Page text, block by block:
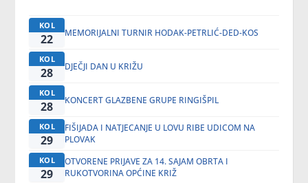
KOL
22 MEMORIJALNI TURNIR HODAK-PETRLIĆ-DED-KOS
KOL
28 DJEČJI DAN U KRIŽU
KOL
28 KONCERT GLAZBENE GRUPE RINGIŠPIL
KOL
29
FIŠIJADA I NATJECANJE U LOVU RIBE UDICOM NA
PLOVAK
KOL
29
OTVORENE PRIJAVE ZA 14. SAJAM OBRTA I
RUKOTVORINA OPĆINE KRIŽ